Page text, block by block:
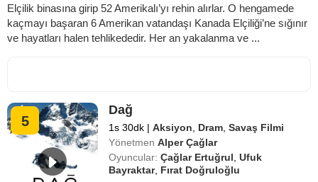
Elçilik binasına girip 52 Amerikalı’yı rehin alırlar. O hengamede
kaçmayı başaran 6 Amerikan vatandaşı Kanada Elçiliği’ne sığınır
ve hayatları halen tehlikededir. Her an yakalanma ve ...
5
Dağ
1s 30dk | Aksiyon Dram ,Savaş Filmi
Yönetmen Alper Çağlar
Oyuncular: Çağlar Ertuğrul ,Ufuk
Bayraktar, Fırat Doğruloğlu